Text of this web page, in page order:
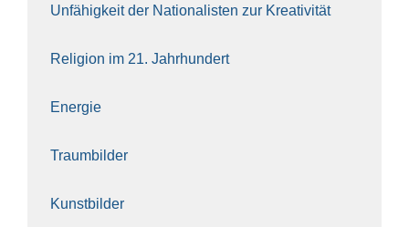
Unfä­hig­keit der Natio­na­lis­ten zur Krea­ti­vi­tät
Reli­gi­on im 21. Jahr­hun­dert
Ener­gie
Traum­bil­der
Kunst­bil­der